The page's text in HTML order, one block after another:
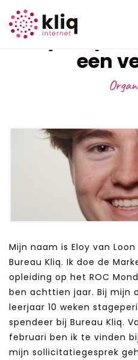
Eloy loopt
een
Mijn naam is Eloy van
Bureau Kliq. Ik doe de
opleiding op het ROC
ben achttien jaar. Bij mijn
leerjaar 10 weken
spendeer bij Bureau Kliq.
februari ben ik te vinden
mijn sollicitatiegesprek